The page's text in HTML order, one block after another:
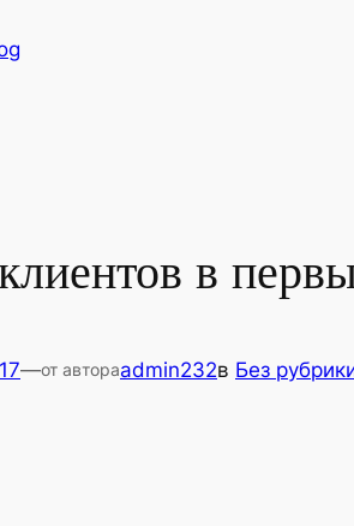
в
—от автораadmin232в Без